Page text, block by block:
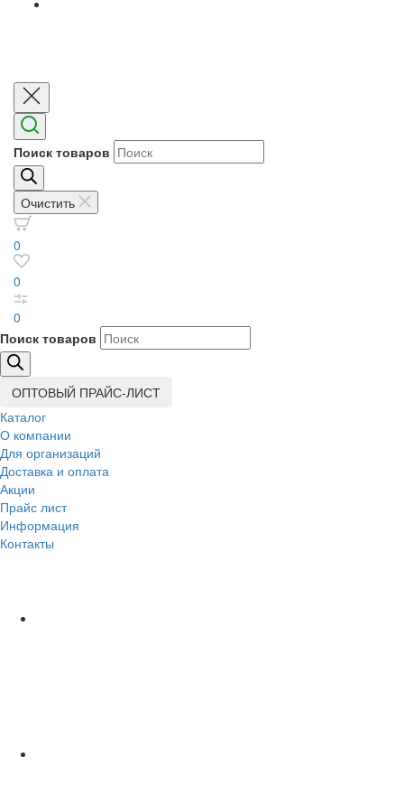
Поиск товаров
Очистить
0
0
0
Поиск товаров
ОПТОВЫЙ ПРАЙС-ЛИСТ
Каталог
О компании
Для организаций
Доставка и оплата
Акции
Прайс лист
Информация
Контакты